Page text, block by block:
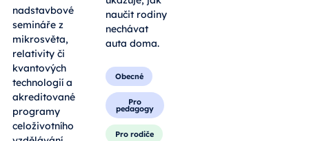
nadstavbové
semináře z
mikrosvěta,
relativity či
kvantových
technologií a
akreditované
programy
celoživotního
naučit rodiny
nechávat
auta doma.
Obecné
Pro
pedagogy
Pro rodiče